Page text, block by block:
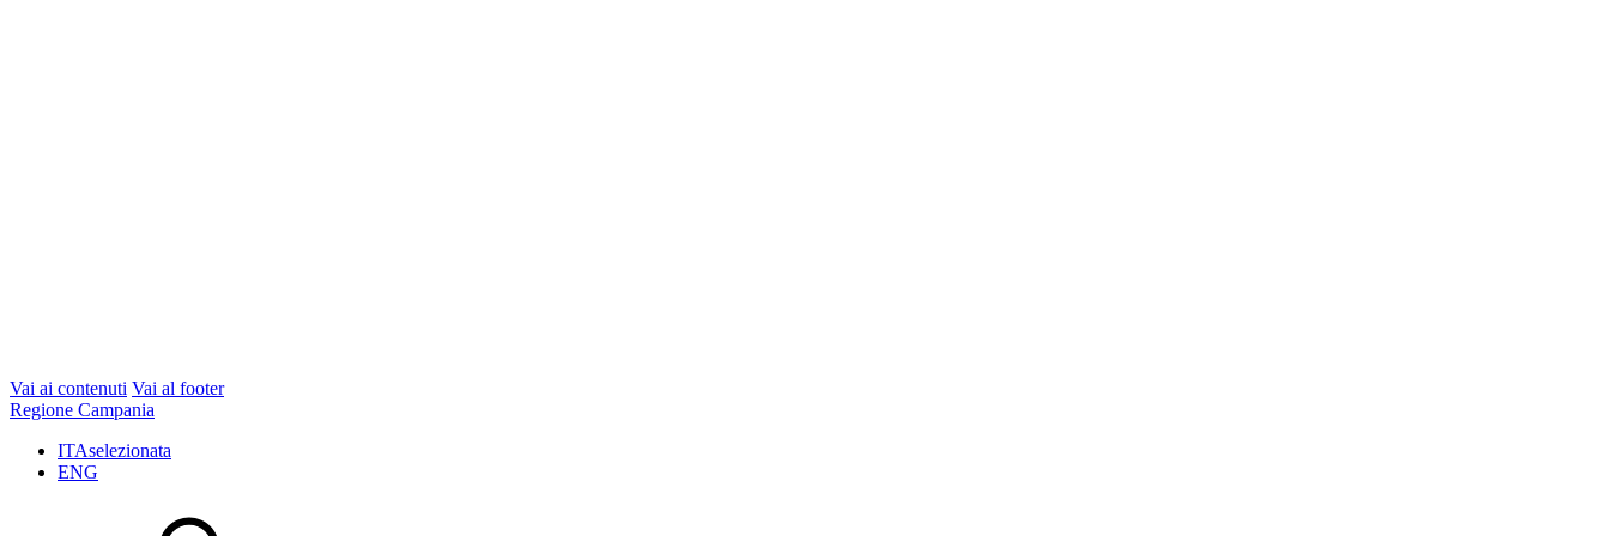
Vai ai contenuti Vai al footer
Regione Campania
ITAselezionata
ENG